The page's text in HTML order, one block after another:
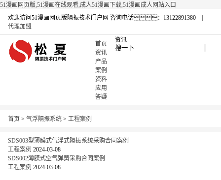
51漫画网页版,51漫画在线观看,成人51漫画下载,51漫画成人网站入口
欢迎访问51漫画网页版隔振技术门户网 咨询电话：13122891380 |
代理加盟
首页
资讯
产品
案例
资料
应用
答疑
资讯
首页 > 气浮隔振系统 > 工程案例
SDS003型薄膜式气浮式隔振系统采购合同案例
工程案例 2024-03-08
SDS002薄膜式空气弹簧采购合同案例
工程案例 2024-03-08